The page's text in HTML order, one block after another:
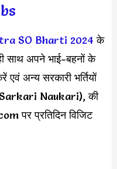
SO Bharti 2024 के
साथ अपने भाई-बहनों के
अन्य सरकारी भर्तियों
Naukari), की
पर प्रतिदिन विजिट